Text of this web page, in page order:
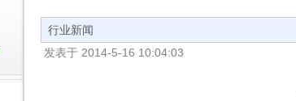
行业新闻
发表于 2014-5-16 10:04:03